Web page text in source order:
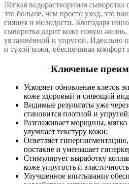
Лёгкая водорастворимая
это больше, чем просто уход, это
сияния и молодости. Благодаря
сыворотка дарит коже новую жизнь,
увлажнённой и упругой. Идеально
и сухой кожи, обеспечивая комфорт
Ключевые
Ускоряет обновление клеток
коже здоровый и сияющий
Видимые результаты уже
становится плотной и
Разглаживает морщины,
улучшает текстуру кожи;
Осветляет
постакне и уменьшает
Стимулирует выработку
коже упругость и
Улучшенное впитывание